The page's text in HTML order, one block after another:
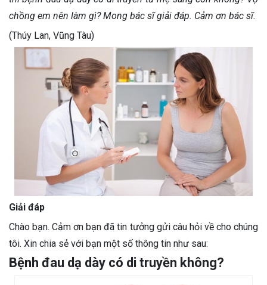
chồng em nên làm gì? Mong bác sĩ giải đáp. Cảm ơn bác sĩ.
(Thúy Lan, Vũng Tàu)
Giải đáp
Chào bạn. Cảm ơn bạn đã tin tưởng gửi câu hỏi về cho chúng
tôi. Xin chia sẻ với bạn một số thông tin như sau:
Bệnh đau dạ dày có di truyền không?